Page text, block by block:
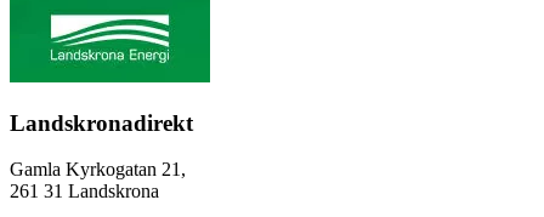
Landskronadirekt
Gamla Kyrkogatan 21,
261 31 Landskrona